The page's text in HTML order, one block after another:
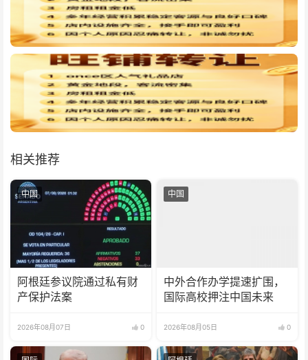
相关推荐
中国
阿根廷参议院通过私有财
产保护法案
2026年08月07日 0
中国
中外合作办学提速扩围，
国际高校押注中国未来
2026年08月05日 0